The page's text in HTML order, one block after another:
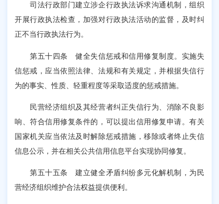
司法行政部门建立涉企行政执法诉求沟通机制，组织
开展行政执法检查，加强对行政执法活动的监督，及时纠
正不当行政执法行为。
第五十四条 健全失信惩戒和信用修复制度。实施失
信惩戒，应当依照法律、法规和有关规定，并根据失信行
为的事实、性质、轻重程度等采取适度的惩戒措施。
民营经济组织及其经营者纠正失信行为、消除不良影
响、符合信用修复条件的，可以提出信用修复申请。有关
国家机关应当依法及时解除惩戒措施，移除或者终止失信
信息公示，并在相关公共信用信息平台实现协同修复。
第五十五条 建立健全矛盾纠纷多元化解机制，为民
营经济组织维护合法权益提供便利。